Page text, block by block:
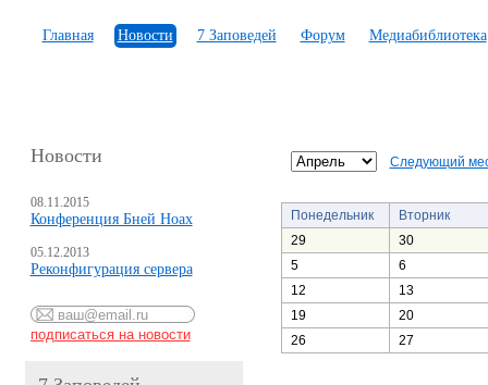
Главная Новости 7 Заповедей Форум Медиабиблиотека
Новости
08.11.2015
Конференция Бней Ноах
05.12.2013
Реконфигурация сервера
Следующий
Понедельник
Вторник
29
30
5
6
12
13
19
20
26
27